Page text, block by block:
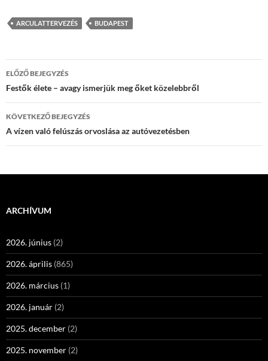
ARCULATTERVEZÉS BUDAPEST
Bejegyzés
navigáció
ELŐZŐ BEJEGYZÉS
Festők élete – avagy ismerjük meg őket közelebbről
KÖVETKEZŐ BEJEGYZÉS
A vízen való felúszás orvoslása az autóvezetésben
ARCHÍVUM
2026. június (2)
2026. április (865)
2026. március (1)
2026. január (2)
2025. december (2)
2025. november (2)